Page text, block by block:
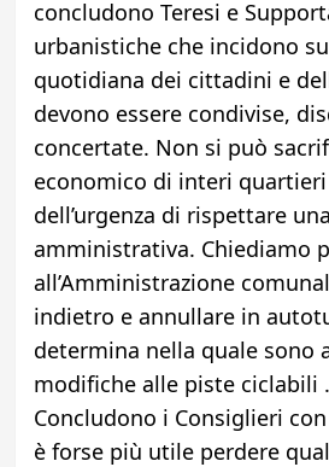
concludono Teresi e
urbanistiche che incidono
quotidiana dei cittadini e
devono essere condivise,
concertate. Non si può
economico di interi
dell’urgenza di rispettare
amministrativa. Chiediamo
all’Amministrazione
indietro e annullare in
determina nella quale sono
modifiche alle piste ciclabili .
Concludono i Consiglieri
è forse più utile perdere